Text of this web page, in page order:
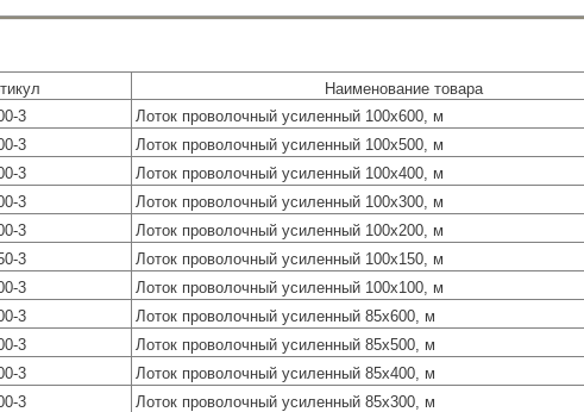
Наименование товара
3
Лоток проволочный усиленный 100х600, м
3
Лоток проволочный усиленный 100х500, м
3
Лоток проволочный усиленный 100х400, м
3
Лоток проволочный усиленный 100х300, м
3
Лоток проволочный усиленный 100х200, м
3
Лоток проволочный усиленный 100х150, м
3
Лоток проволочный усиленный 100х100, м
3
Лоток проволочный усиленный 85х600, м
3
Лоток проволочный усиленный 85х500, м
3
Лоток проволочный усиленный 85х400, м
3
Лоток проволочный усиленный 85х300, м